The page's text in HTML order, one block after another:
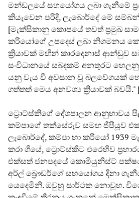
මන්ඩලයේ සහයෝගය ලබා ගැනීමේ
කියැවෙන පරිදි, ලැබොර්දේ මේ
[මැක්සිකානු කොපයේ තවත් ප්‍රමුඛ
කරියෝගේ උපදෙස් ලබා නිගමනය
ක්‍රියාවක් මඟින් කාරදෙනාස් ආන්ඩුව
සංවිධානයේ සබඳකම් අනතුරට
යනු වැය වී අවසාන වූ බලවේගයක්
ගත්තත් මෙය අනවශ්‍ය ක්‍රියාවක් බවයි."
ට්‍රොට්ස්කිගේ දේශපාලන ආනුභාවය
කම්පාගේ තක්සේරුව සමඟ ජීපීයූව
ලැබොර්දේ, කම්පා හා කරියෝ 1939
කරා ගියේ, ට්‍රොට්ස්කිට එරෙහිව
එක්සත් ජනපදයේ කොමියුනිස්ට්
අර්ල් බ්‍රෞඩර්ගේ සහයෝගය දිනා
යෙදෙමිනි. ඔවුහු සාර්ථක නොවූහ.